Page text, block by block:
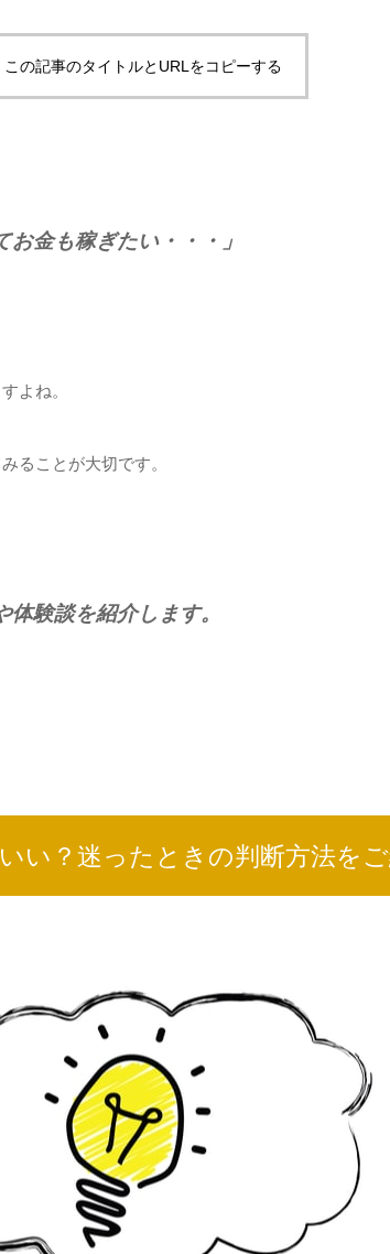
この記事のタイトルとURLをコピーする
お金も稼ぎたい・・・」
よね。
ることが大切です。
験談を紹介します。
い？迷ったときの判断方法を